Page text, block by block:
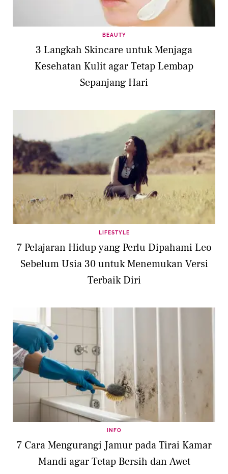
BEAUTY
3 Langkah Skincare untuk Menjaga
Kesehatan Kulit agar Tetap Lembap
Sepanjang Hari
LIFESTYLE
7 Pelajaran Hidup yang Perlu Dipahami Leo
Sebelum Usia 30 untuk Menemukan Versi
Terbaik Diri
INFO
7 Cara Mengurangi Jamur pada Tirai Kamar
Mandi agar Tetap Bersih dan Awet